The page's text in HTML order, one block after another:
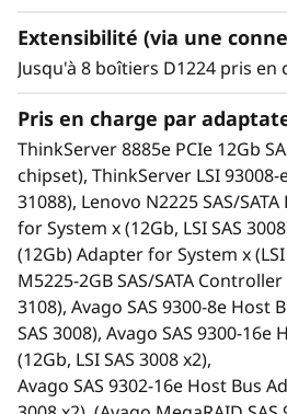
disponibilité.
Intégration transparente à
Lenovo.
Haute disponibilité via
des blocs d'alimentation
unités remplaçables à
Une solution de stockage
applications telles que
données, mise en cache
surveillance vidéo,
continu, hébergement de
virtualisation de serveur,
et serveur d'impression.
La solution est idéale pour
soucieux des coûts et
Extensibilité (via une
Jusqu'à 8 boîtiers D1224 pris en
Pris en charge par
ThinkServer 8885e PCIe 12Gb
chipset), ThinkServer LSI 93008-
31088), Lenovo N2225 SAS/
for System x (12Gb, LSI SAS
(12Gb) Adapter for System x (LSI
M5225-2GB SAS/SATA
3108), Avago SAS 9300-8e Host
SAS 3008), Avago SAS 9300-
(12Gb, LSI SAS 3008 x2),
Avago SAS 9302-16e Host Bus